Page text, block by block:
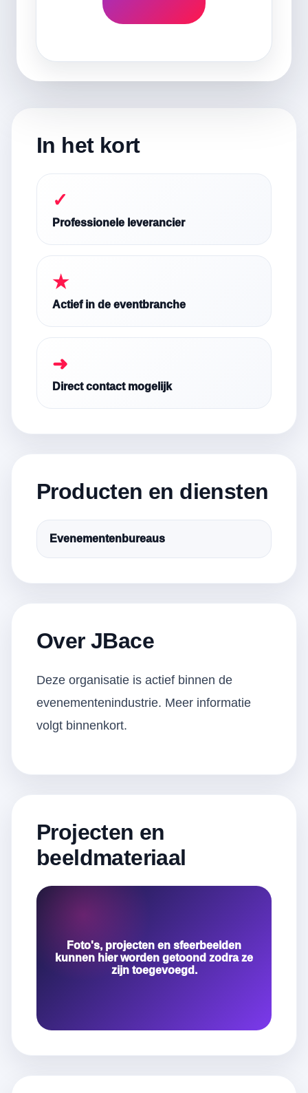
In het kort
✓
Professionele leverancier
★
Actief in de eventbranche
➜
Direct contact mogelijk
Producten en diensten
Evenementenbureaus
Over JBace
Deze organisatie is actief binnen de
evenementenindustrie. Meer informatie
volgt binnenkort.
Projecten en
beeldmateriaal
Foto's, projecten en sfeerbeelden
kunnen hier worden getoond zodra ze
zijn toegevoegd.